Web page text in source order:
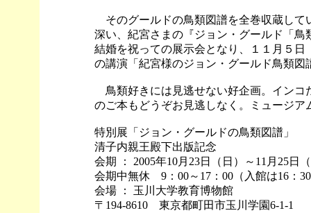
そのグールドの鳥類図譜を全巻収蔵して
深い、紀宮さまの『ジョン・グールド「
結婚を祝っての展示会となり、１１月５
の講演「紀宮様のジョン・グールド鳥類図
鳥類好きには見逃せない好企画。インコ
のご本もどうぞお見逃しなく。ミュージア
特別展「ジョン・グールドの鳥類図譜」
清子内親王殿下出版記念
会期 ： 2005年10月23日（日）～11月25日
会期中無休 9：00～17：00（入館は16：
会場 ： 玉川大学教育博物館
〒194-8610 東京都町田市玉川学園6-1-1